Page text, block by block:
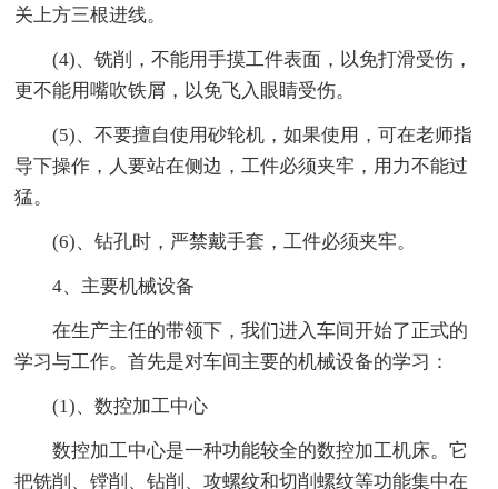
关上方三根进线。
(4)、铣削，不能用手摸工件表面，以免打滑受伤，
更不能用嘴吹铁屑，以免飞入眼睛受伤。
(5)、不要擅自使用砂轮机，如果使用，可在老师指
导下操作，人要站在侧边，工件必须夹牢，用力不能过
猛。
(6)、钻孔时，严禁戴手套，工件必须夹牢。
4、主要机械设备
在生产主任的带领下，我们进入车间开始了正式的
学习与工作。首先是对车间主要的机械设备的学习：
(1)、数控加工中心
数控加工中心是一种功能较全的数控加工机床。它
把铣削、镗削、钻削、攻螺纹和切削螺纹等功能集中在